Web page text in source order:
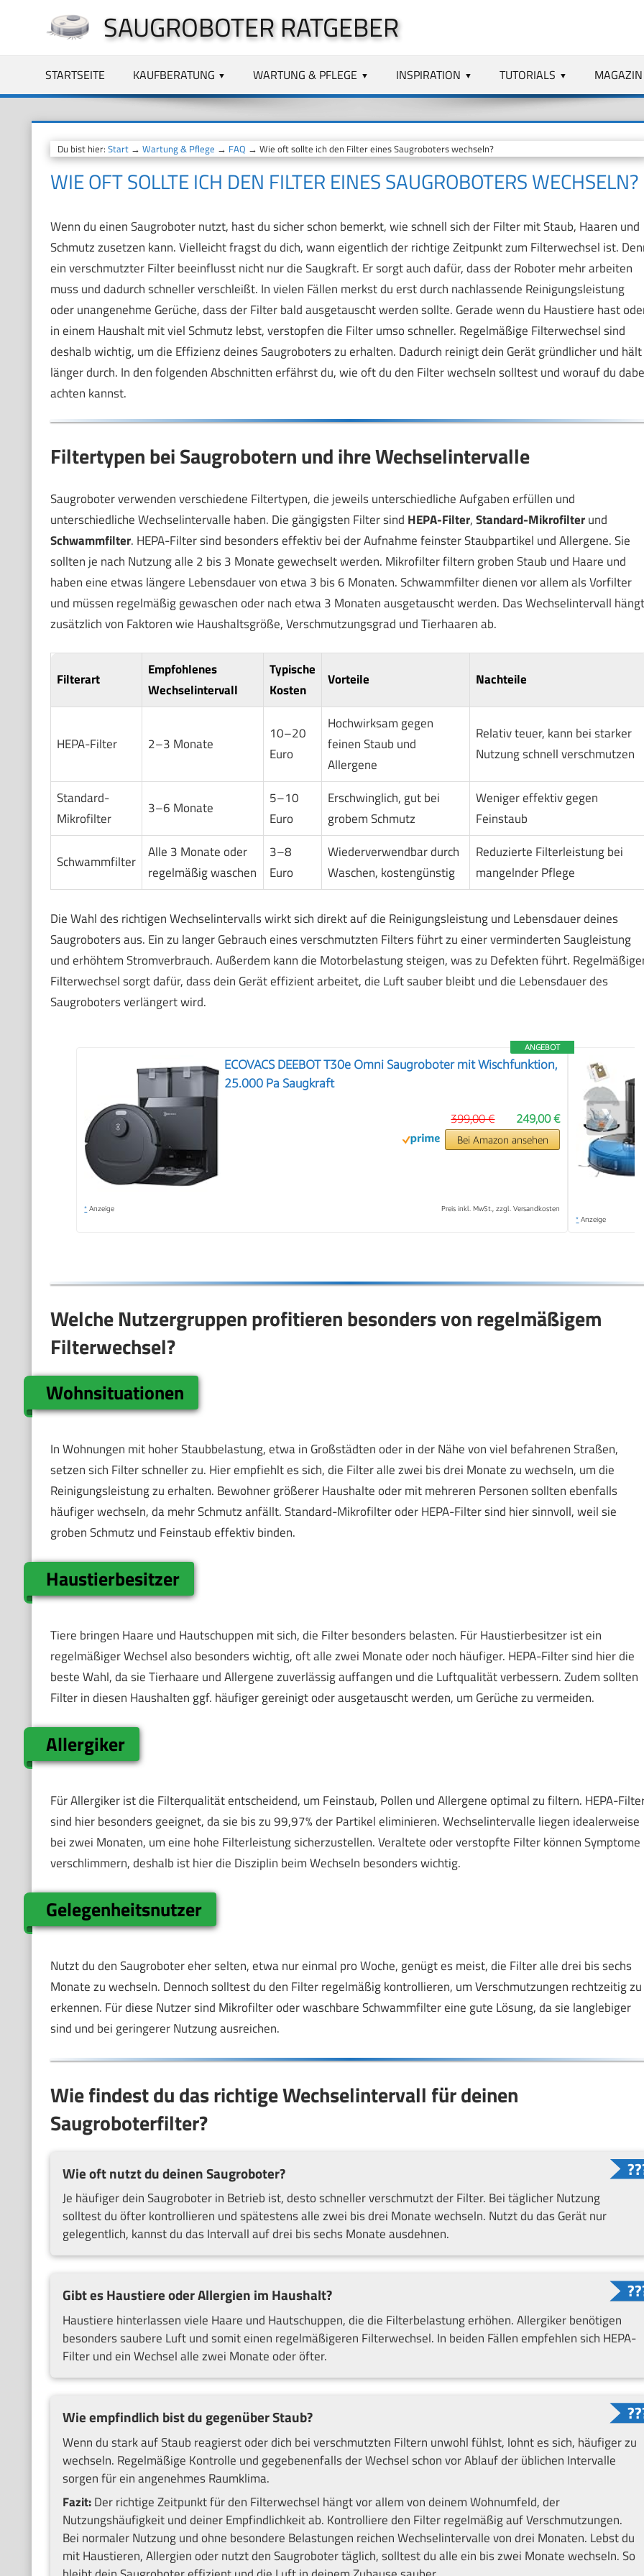
springen
SAUGROBOTER RATGEBER
STARTSEITE KAUFBERATUNG WARTUNG & PFLEGE INSPIRATION TUTORIALS MAGAZIN
Du bist hier: Start→ Wartung & Pflege → FAQ → Wie oft sollte ich den Filter eines Saugroboters wechseln?
WIE OFT SOLLTE ICH DEN FILTER EINES SAUGROBOTERS WECHSELN?
Wenn du einen Saugroboter nutzt, hast du sicher schon bemerkt, wie schnell sich der Filter mit Staub, Haaren und
Schmutz zusetzen kann. Vielleicht fragst du dich, wann eigentlich der richtige Zeitpunkt zum Filterwechsel ist.
ein verschmutzter Filter beeinflusst nicht nur die Saugkraft. Er sorgt auch dafür, dass der Roboter mehr arbeiten
muss und dadurch schneller verschleißt. In vielen Fällen merkst du erst durch nachlassende Reinigungsleistung
oder unangenehme Gerüche, dass der Filter bald ausgetauscht werden sollte. Gerade wenn du Haustiere hast
in einem Haushalt mit viel Schmutz lebst, verstopfen die Filter umso schneller. Regelmäßige Filterwechsel sind
deshalb wichtig, um die Effizienz deines Saugroboters zu erhalten. Dadurch reinigt dein Gerät gründlicher und hält
länger durch. In den folgenden Abschnitten erfährst du, wie oft du den Filter wechseln solltest und worauf du
achten kannst.
Filtertypen bei Saugrobotern und ihre Wechselintervalle
Saugroboter verwenden verschiedene Filtertypen, die jeweils unterschiedliche Aufgaben erfüllen und
unterschiedliche Wechselintervalle haben. Die gängigsten Filter sind HEPA-Filter,Standard-Mikrofilterund
Schwammfilter. HEPA-Filter sind besonders effektiv bei der Aufnahme feinster Staubpartikel und Allergene. Sie
sollten je nach Nutzung alle 2 bis 3 Monate gewechselt werden. Mikrofilter filtern groben Staub und Haare und
haben eine etwas längere Lebensdauer von etwa 3 bis 6 Monaten. Schwammfilter dienen vor allem als Vorfilter
und müssen regelmäßig gewaschen oder nach etwa 3 Monaten ausgetauscht werden. Das Wechselintervall hängt
zusätzlich von Faktoren wie Haushaltsgröße, Verschmutzungsgrad und Tierhaaren ab.
Filterart
Empfohlenes
Wechselintervall
Typische
Kosten
Vorteile Nachteile
HEPA-Filter 2–3 Monate
10–20
Euro
Hochwirksam gegen
feinen Staub und
Allergene
Relativ teuer, kann bei starker
Nutzung schnell verschmutzen
Standard-
Mikrofilter
3–6 Monate
5–10
Euro
Erschwinglich, gut bei
grobem Schmutz
Weniger effektiv gegen
Feinstaub
Schwammfilter
Alle 3 Monate oder
regelmäßig waschen
3–8
Euro
Wiederverwendbar durch
Waschen, kostengünstig
Reduzierte Filterleistung bei
mangelnder Pflege
Die Wahl des richtigen Wechselintervalls wirkt sich direkt auf die Reinigungsleistung und Lebensdauer deines
Saugroboters aus. Ein zu langer Gebrauch eines verschmutzten Filters führt zu einer verminderten Saugleistung
und erhöhtem Stromverbrauch. Außerdem kann die Motorbelastung steigen, was zu Defekten führt.
Filterwechsel sorgt dafür, dass dein Gerät effizient arbeitet, die Luft sauber bleibt und die Lebensdauer des
Saugroboters verlängert wird.
ANGEBOT
ECOVACS DEEBOT T30e Omni Saugroboter mit Wischfunktion,
25.000 Pa Saugkraft
249,00 €
399,00 €
Bei Amazon ansehen
* Anzeige
Preis inkl. MwSt., zzgl. Versandkosten
* Anzeige
❯
Welche Nutzergruppen profitieren besonders von regelmäßigem
Filterwechsel?
Wohnsituationen
In Wohnungen mit hoher Staubbelastung, etwa in Großstädten oder in der Nähe von viel befahrenen Straßen,
setzen sich Filter schneller zu. Hier empfiehlt es sich, die Filter alle zwei bis drei Monate zu wechseln, um die
Reinigungsleistung zu erhalten. Bewohner größerer Haushalte oder mit mehreren Personen sollten ebenfalls
häufiger wechseln, da mehr Schmutz anfällt. Standard-Mikrofilter oder HEPA-Filter sind hier sinnvoll, weil sie
groben Schmutz und Feinstaub effektiv binden.
Haustierbesitzer
Tiere bringen Haare und Hautschuppen mit sich, die Filter besonders belasten. Für Haustierbesitzer ist ein
regelmäßiger Wechsel also besonders wichtig, oft alle zwei Monate oder noch häufiger. HEPA-Filter sind hier die
beste Wahl, da sie Tierhaare und Allergene zuverlässig auffangen und die Luftqualität verbessern. Zudem sollten
Filter in diesen Haushalten ggf. häufiger gereinigt oder ausgetauscht werden, um Gerüche zu vermeiden.
Allergiker
Für Allergiker ist die Filterqualität entscheidend, um Feinstaub, Pollen und Allergene optimal zu filtern. HEPA-
sind hier besonders geeignet, da sie bis zu 99,97% der Partikel eliminieren. Wechselintervalle liegen idealerweise
bei zwei Monaten, um eine hohe Filterleistung sicherzustellen. Veraltete oder verstopfte Filter können Symptome
verschlimmern, deshalb ist hier die Disziplin beim Wechseln besonders wichtig.
Gelegenheitsnutzer
Nutzt du den Saugroboter eher selten, etwa nur einmal pro Woche, genügt es meist, die Filter alle drei bis sechs
Monate zu wechseln. Dennoch solltest du den Filter regelmäßig kontrollieren, um Verschmutzungen rechtzeitig zu
erkennen. Für diese Nutzer sind Mikrofilter oder waschbare Schwammfilter eine gute Lösung, da sie langlebiger
sind und bei geringerer Nutzung ausreichen.
Wie findest du das richtige Wechselintervall für deinen
Saugroboterfilter?
Wie oft nutzt du deinen Saugroboter?
Je häufiger dein Saugroboter in Betrieb ist, desto schneller verschmutzt der Filter. Bei täglicher Nutzung
solltest du öfter kontrollieren und spätestens alle zwei bis drei Monate wechseln. Nutzt du das Gerät nur
gelegentlich, kannst du das Intervall auf drei bis sechs Monate ausdehnen.
Gibt es Haustiere oder Allergien im Haushalt?
Haustiere hinterlassen viele Haare und Hautschuppen, die die Filterbelastung erhöhen. Allergiker benötigen
besonders saubere Luft und somit einen regelmäßigeren Filterwechsel. In beiden Fällen empfehlen sich HEPA-
Filter und ein Wechsel alle zwei Monate oder öfter.
Wie empfindlich bist du gegenüber Staub?
Wenn du stark auf Staub reagierst oder dich bei verschmutzten Filtern unwohl fühlst, lohnt es sich, häufiger zu
wechseln. Regelmäßige Kontrolle und gegebenenfalls der Wechsel schon vor Ablauf der üblichen Intervalle
sorgen für ein angenehmes Raumklima.
Fazit:Der richtige Zeitpunkt für den Filterwechsel hängt vor allem von deinem Wohnumfeld, der
Nutzungshäufigkeit und deiner Empfindlichkeit ab. Kontrolliere den Filter regelmäßig auf Verschmutzungen.
Bei normaler Nutzung und ohne besondere Belastungen reichen Wechselintervalle von drei Monaten. Lebst du
mit Haustieren, Allergien oder nutzt den Saugroboter täglich, solltest du alle ein bis zwei Monate wechseln. So